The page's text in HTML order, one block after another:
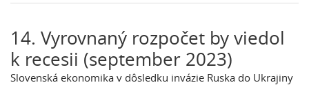
14. Vyrovnaný rozpočet by viedol
k recesii (september 2023)
Slovenská ekonomika v dôsledku invázie Ruska do Ukrajiny